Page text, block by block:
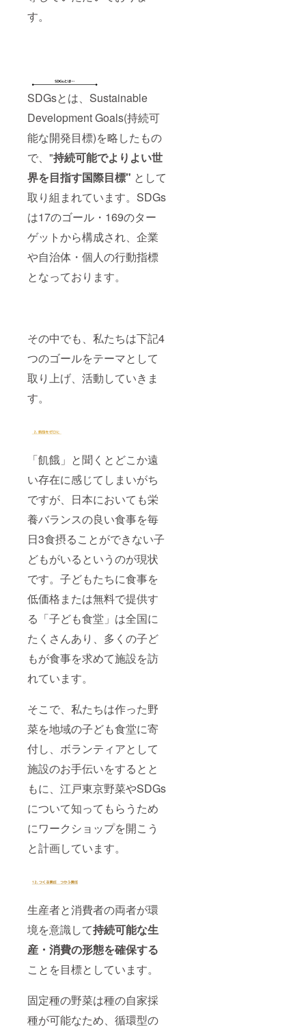
す。
SDGsとは、Sustainable
Development Goals(持続可
能な開発目標)を略したもの
で、"持続可能でよりよい世
界を目指す国際目標" として
取り組まれています。SDGs
は17のゴール・169のター
ゲットから構成され、企業
や自治体・個人の行動指標
となっております。
その中でも、私たちは下記4
つのゴールをテーマとして
取り上げ、活動していきま
す。
「飢餓」と聞くとどこか遠
い存在に感じてしまいがち
ですが、日本においても栄
養バランスの良い食事を毎
日3食摂ることができない子
どもがいるというのが現状
です。子どもたちに食事を
低価格または無料で提供す
る「子ども食堂」は全国に
たくさんあり、多くの子ど
もが食事を求めて施設を訪
れています。
そこで、私たちは作った野
菜を地域の子ども食堂に寄
付し、ボランティアとして
施設のお手伝いをするとと
もに、江戸東京野菜やSDGs
について知ってもらうため
にワークショップを開こう
と計画しています。
生産者と消費者の両者が環
境を意識して持続可能な生
産・消費の形態を確保する
ことを目標としています。
固定種の野菜は種の自家採
種が可能なため、循環型の